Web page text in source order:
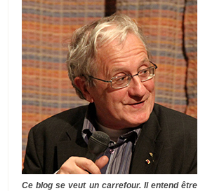
Ce blog se veut un carrefour. Il entend être